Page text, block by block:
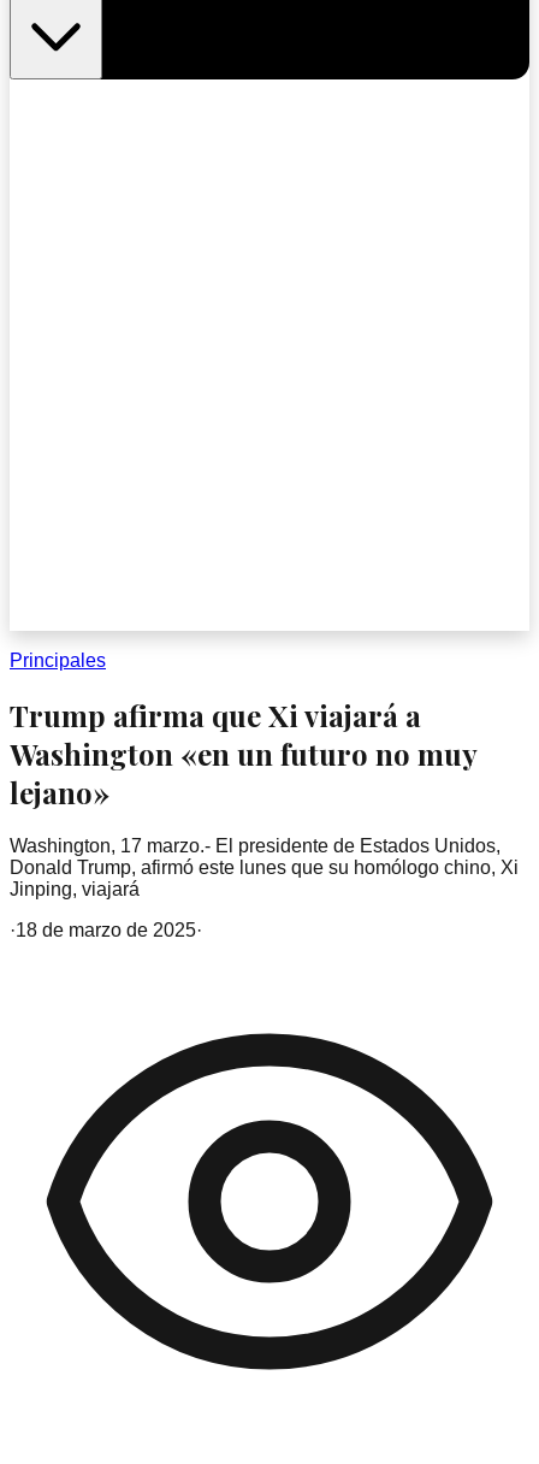
Principales
Trump afirma que Xi viajará a
Washington «en un futuro no muy
lejano»
Washington, 17 marzo.- El presidente de Estados Unidos,
Donald Trump, afirmó este lunes que su homólogo chino, Xi
Jinping, viajará
·18 de marzo de 2025·